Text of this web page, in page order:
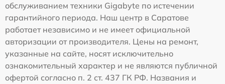
обслуживанием техники Gigabyte по истечении
гарантийного периода. Наш центр в Саратове
работает независимо и не имеет официальной
авторизации от производителя. Цены на ремонт,
указанные на сайте, носят исключительно
ознакомительный характер и не являются публичной
офертой согласно п. 2 ст. 437 ГК РФ. Названия и